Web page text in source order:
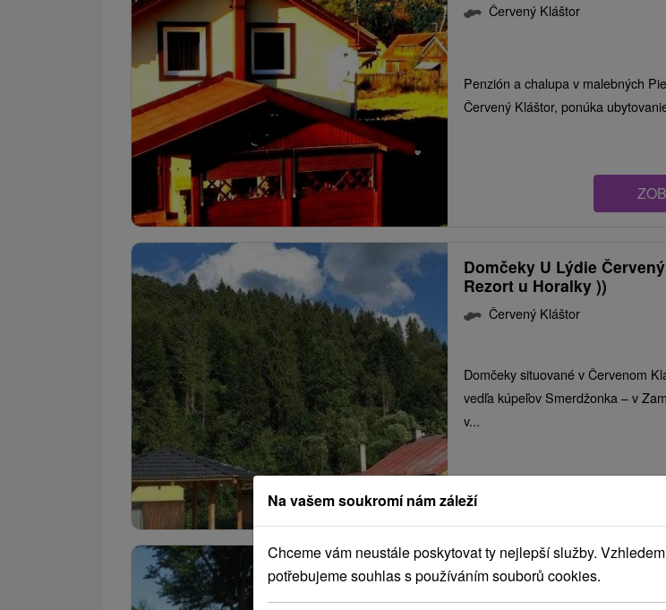
Červený Kláštor
Penzión a chalupa v malebných
Červený Kláštor, ponúka
Domčeky U Lýdie
Rezort u Horalky ))
Červený Kláštor
Domčeky situované v Červenom
vedľa kúpeľov Smerdžonka – v
v...
Domček pod javorom
Kláštor
Na vašem soukromí nám záleží
Chceme vám neustále poskytovat ty nejlepší služby.
potřebujeme souhlas s používáním souborů cookies.